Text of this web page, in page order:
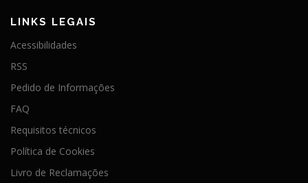
LINKS LEGAIS
Acessibilidades
RSS
Pedido de Informações
FAQ
Requisitos técnicos
Política de Cookies
Livro de Reclamações